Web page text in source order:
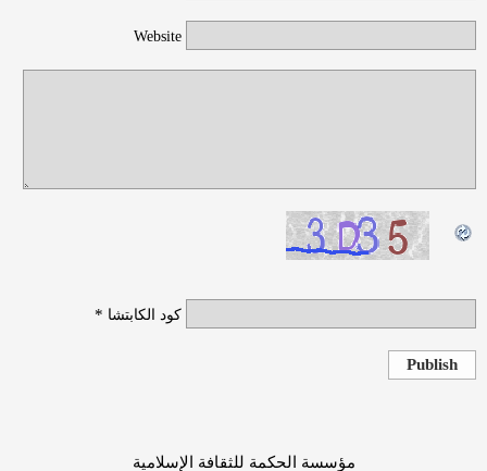
Website
كود الكابتشا *
Publish
مؤسسة الحكمة للثقافة الإسلامية